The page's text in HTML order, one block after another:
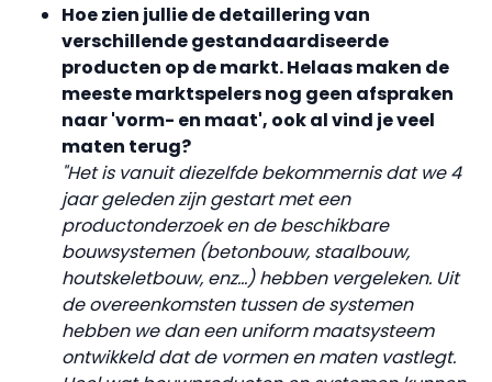
Hoe zien jullie de detaillering van
verschillende gestandaardiseerde
producten op demarkt. Helaas maken de
meeste marktspelers nog geen afspraken
naar 'vorm- en maat', ook al vind je veel
maten terug?
"Het is vanuit diezelfde bekommernis dat we 4
jaar geleden zijn gestart met een
productonderzoek en de beschikbare
bouwsystemen (betonbouw, staalbouw,
houtskeletbouw, enz...) hebben vergeleken. Uit
de overeenkomsten tussen de systemen
hebben we dan een uniform maatsysteem
ontwikkeld dat de vormen en maten vastlegt.